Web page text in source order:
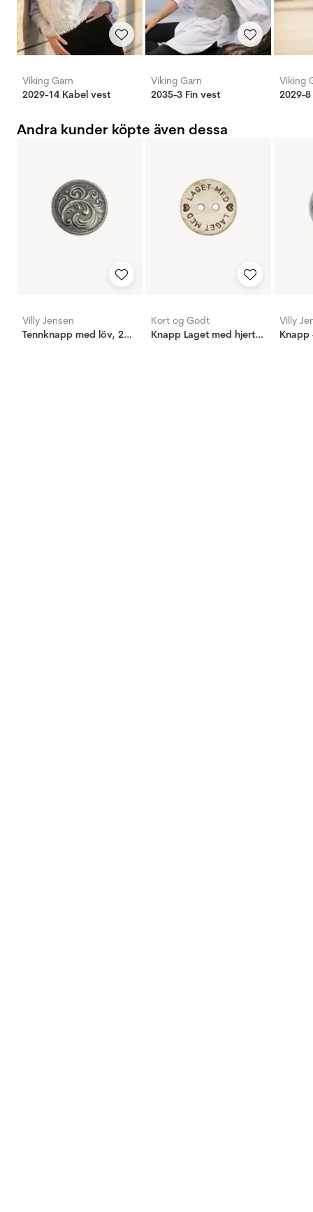
Viking Garn
2029-14 Kabel vest
Viking Garn
2035-3 Fin vest
Viking
2029-
Andra kunder köpte även dessa
Villy Jensen
Tennknapp med löv, 20mm
Kort og Godt
Knapp Laget med hjertet 18mm
Villy
Knapp